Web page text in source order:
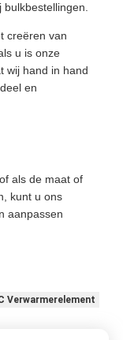
creëren van
u is onze
wij hand in hand
en
als de maat of
kunt u ons
aanpassen
Verwarmerelement